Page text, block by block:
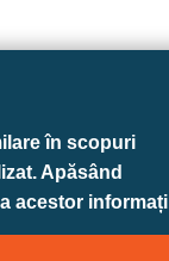
în scopuri
Apăsând
acestor